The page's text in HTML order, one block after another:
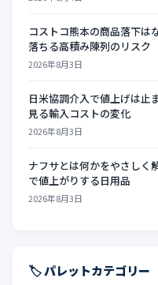
コストコ熊本の商品落下は
落ちる高積み陳列のリスク
2026年8月3日
日米協調介入で値上げは止
見る輸入コストの変化
2026年8月3日
ナフサとは何かをやさしく
で値上がりする日用品
2026年8月3日
🏷️ パレットカテゴリー